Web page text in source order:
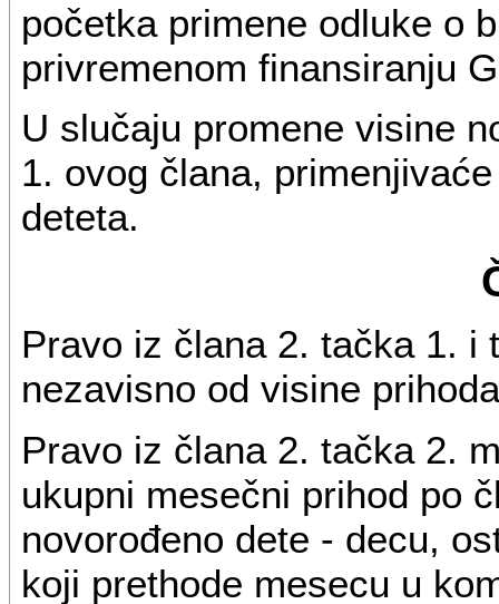
početka primene odluke o
privremenom finansiranju
U slučaju promene visine
1. ovog člana,
deteta.
Pravo iz člana 2. tačka 1. i
nezavisno od visine
Pravo iz člana 2. tačka 2.
ukupni mesečni prihod po
novorođeno dete - decu,
koji prethode mesecu u